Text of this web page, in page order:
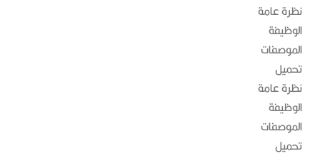
عامة
عامة